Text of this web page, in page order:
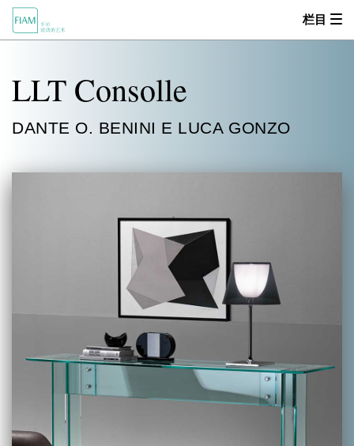
栏目
LLT Consolle
DANTE O. BENINI E LUCA GONZO